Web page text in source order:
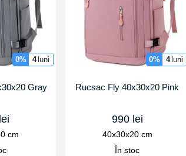
0% 4 luni
Gray
cm
0% 4 luni
Rucsac Fly 40x30x20 Pink
990 lei
40x30x20 cm
În stoc